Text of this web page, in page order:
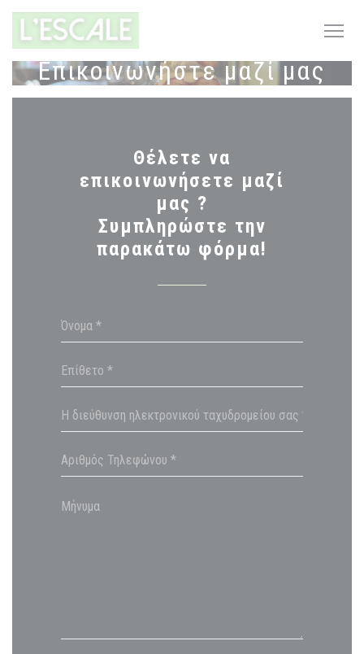
Πίνακας διαχείρισης "Μπισκότων" (Cookies)
Επικοινωνήστε μαζί μας
Θέλετε να
επικοινωνήσετε μαζί
μας ?
Συμπληρώστε την
παρακάτω φόρμα!